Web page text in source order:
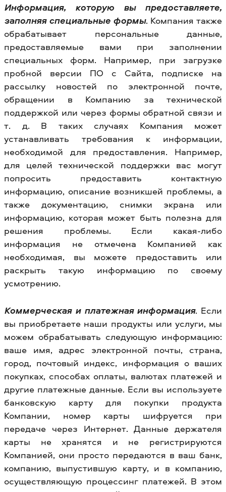
Информация, которую вы предоставляете,
заполняя специальные формы. Компания также
обрабатывает персональные данные,
предоставляемые вами при заполнении
специальных форм. Например, при загрузке
пробной версии ПО с Сайта, подписке на
рассылку новостей по электронной почте,
обращении в Компанию за технической
поддержкой или через формы обратной связи и
т. д. В таких случаях Компания может
устанавливать требования к информации,
необходимой для предоставления. Например,
для целей технической поддержки вас могут
попросить предоставить контактную
информацию, описание возникшей проблемы, а
также документацию, снимки экрана или
информацию, которая может быть полезна для
решения проблемы. Если какая-либо
информация не отмечена Компанией как
необходимая, вы можете предоставить или
раскрыть такую ​​информацию по своему
усмотрению.
Коммерческая и платежная информация. Если
вы приобретаете наши продукты или услуги, мы
можем обрабатывать следующую информацию:
ваше имя, адрес электронной почты, страна,
город, почтовый индекс, информация о ваших
покупках, способах оплаты, валютах платежей и
другие платежные данные. Если вы используете
банковскую карту для покупки продукта
Компании, номер карты шифруется при
передаче через Интернет. Данные держателя
карты не хранятся и не регистрируются
Компанией, они просто передаются в ваш банк,
компанию, выпустившую карту, и в компанию,
осуществляющую процессинг платежей. В этом